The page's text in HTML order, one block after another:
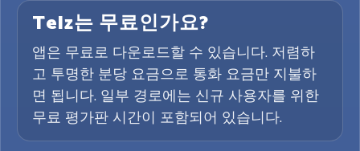
Telz는 무료인가요?
앱은 무료로 다운로드할 수 있습니다. 저렴하
고 투명한 분당 요금으로 통화 요금만 지불하
면 됩니다. 일부 경로에는 신규 사용자를 위한
무료 평가판 시간이 포함되어 있습니다.